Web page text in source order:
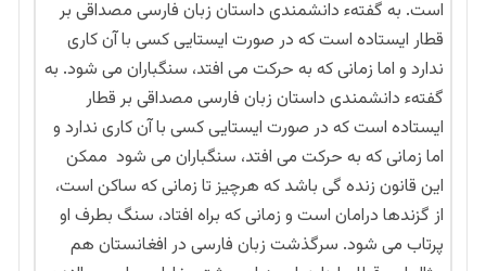
است. به گفتهء دانشمندی داستان زبان فارسی مصداقی بر
قطار ایستاده است که در صورت ایستایی کسی با آن کاری
ندارد و اما زمانی که به حرکت می افتد، سنگباران می شود. به
گفتهء دانشمندی داستان زبان فارسی مصداقی بر قطار
ایستاده است که در صورت ایستایی کسی با آن کاری ندارد و
اما زمانی که به حرکت می افتد، سنگباران می شود ممکن
این قانون زنده گی باشد که هرچیز تا زمانی که ساکن است،
از گزندها درامان است و زمانی که براه افتاد، سنگ بطرف او
پرتاب می شود. سرگذشت زبان فارسی در افغانستان هم